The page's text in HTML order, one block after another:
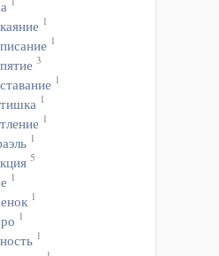
1
1
3
1
1
1
1
5
1
1
1
1